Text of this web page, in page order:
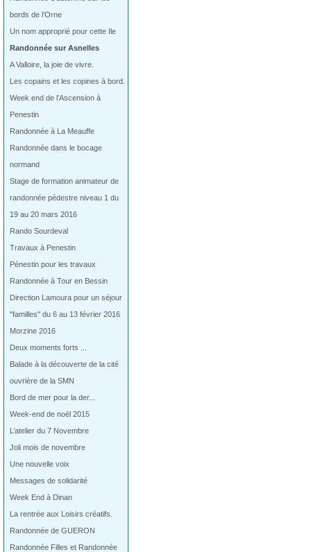
bords de l’Orne
Un nom approprié pour cette Ile
Randonnée sur Asnelles
A Valloire, la joie de vivre.
Les copains et les copines à bord.
Week end de l’Ascension à
Penestin
Randonnée à La Meauffe
Randonnée dans le bocage
normand
Stage de formation animateur de
randonnée pédestre niveau 1 du
19 au 20 mars 2016
Rando Sourdeval
Travaux à Penestin
Pénestin pour les travaux
Randonnée à Tour en Bessin
Direction Lamoura pour un séjour
"familles" du 6 au 13 février 2016
Morzine 2016
Deux moments forts ...
Balade à la découverte de la cité
ouvrière de la SMN
Bord de mer pour la der...
Week-end de noël 2015
L’atelier du 7 Novembre
Joli mois de novembre
Une nouvelle voix
Messages de solidarité
Week End à Dinan
La rentrée aux Loisirs créatifs.
Randonnée de GUERON
Randonnée Filles et Randonnée